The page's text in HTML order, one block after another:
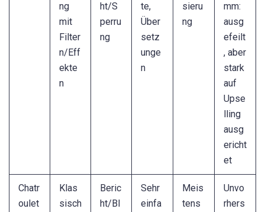
ng
mit
Filter
n/Eff
ekte
n
ht/S
perru
ng
te,
Über
setz
unge
n
sieru
ng
mm:
ausg
efeilt
, aber
stark
auf
Upse
lling
ausg
ericht
et
Chatr
oulet
Klas
sisch
Beric
ht/Bl
Sehr
einfa
Meis
tens
Unvo
rhers